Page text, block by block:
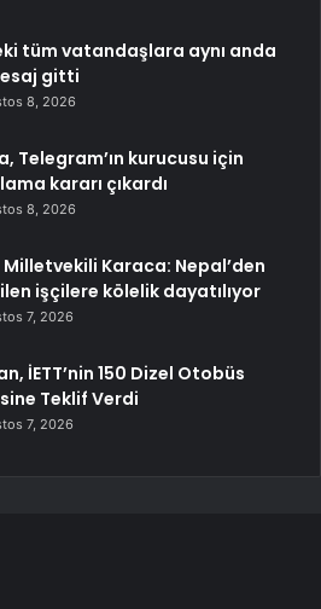
tüm vatandaşlara aynı anda
gitti
8, 2026
Telegram’ın kurucusu için
kararı çıkardı
8, 2026
Milletvekili Karaca: Nepal’den
işçilere kölelik dayatılıyor
7, 2026
İETT’nin 150 Dizel Otobüs
Teklif Verdi
7, 2026